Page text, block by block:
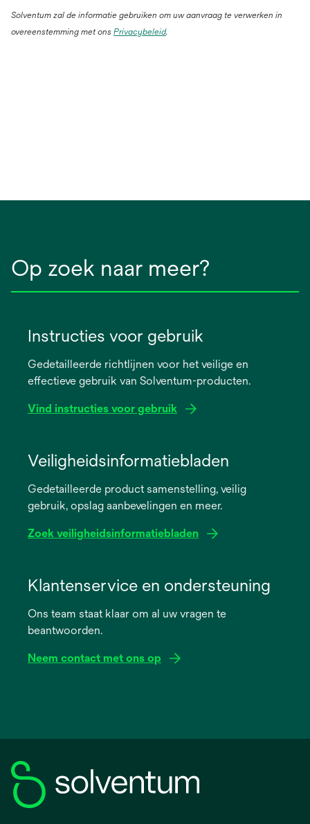
Solventum zal de informatie gebruiken om uw aanvraag te verwerken in
overeenstemming met ons Privacybeleid.
Op zoek naar meer?
Instructies voor gebruik
Gedetailleerde richtlijnen voor het veilige en
effectieve gebruik van Solventum-producten.
Vind instructies voor gebruik
new
Veiligheidsinformatiebladen
Gedetailleerde product samenstelling, veilig
gebruik, opslag aanbevelingen en meer.
Zoek veiligheidsinformatiebladen
new
Klantenservice en ondersteuning
Ons team staat klaar om al uw vragen te
beantwoorden.
Neem contact met ons op